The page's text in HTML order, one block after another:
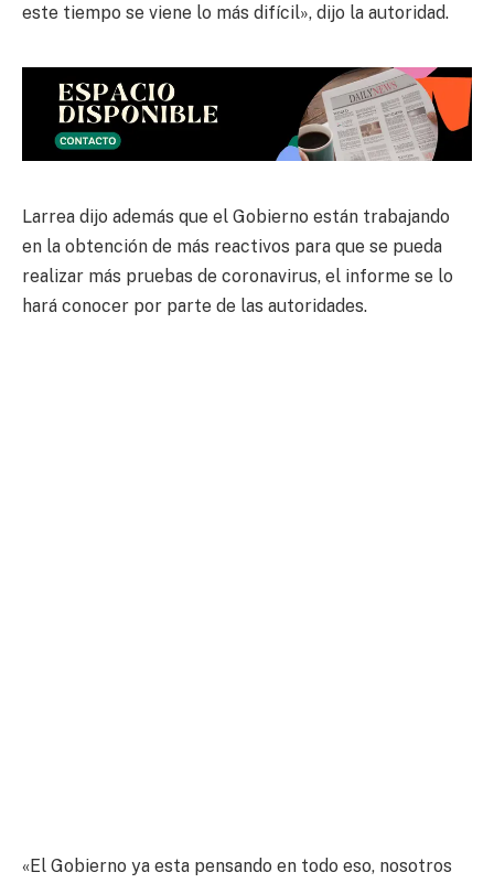
este tiempo se viene lo más difícil», dijo la autoridad.
Larrea dijo además que el Gobierno están trabajando
en la obtención de más reactivos para que se pueda
realizar más pruebas de coronavirus, el informe se lo
hará conocer por parte de las autoridades.
«El Gobierno ya esta pensando en todo eso, nosotros